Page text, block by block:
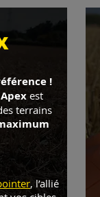
!
est
terrains
, l’allié